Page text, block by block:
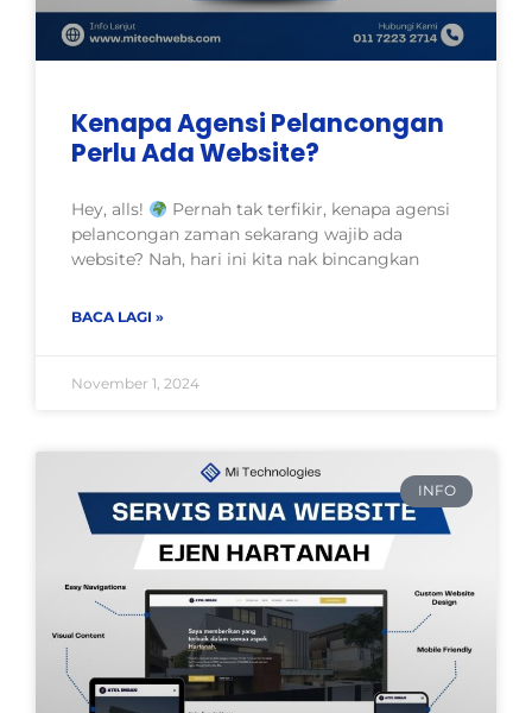
Kenapa Agensi Pelancongan
Perlu Ada Website?
Hey, alls!
Pernah tak terfikir, kenapa agensi
pelancongan zaman sekarang wajib ada
website? Nah, hari ini kita nak bincangkan
BACA LAGI »
November 1, 2024
INFO